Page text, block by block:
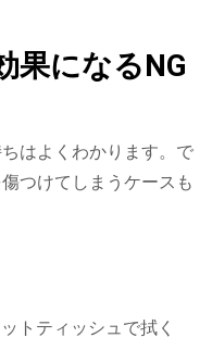
果になるNG
はよくわかります。で
つけてしまうケースも
トティッシュで拭く